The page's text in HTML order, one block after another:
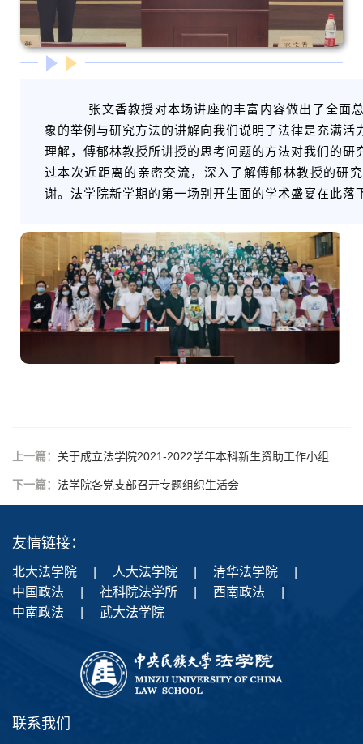
张文香教授对本场讲座的丰富内容做出了全面
象的举例与研究方法的讲解向我们说明了法律是充满
理解，傅郁林教授所讲授的思考问题的方法对我们的
过本次近距离的亲密交流，深入了解傅郁林教授的研
谢。法学院新学期的第一场别开生面的学术盛宴在此落
上一篇： 关于成立法学院2021-2022学年本科新生资助工作小组的通知
下一篇： 法学院各党支部召开专题组织生活会
友情链接：
北大法学院 人大法学院 清华法学院
中国政法
社科院法学所 西南政法
中南政法
武大法学院
联系我们